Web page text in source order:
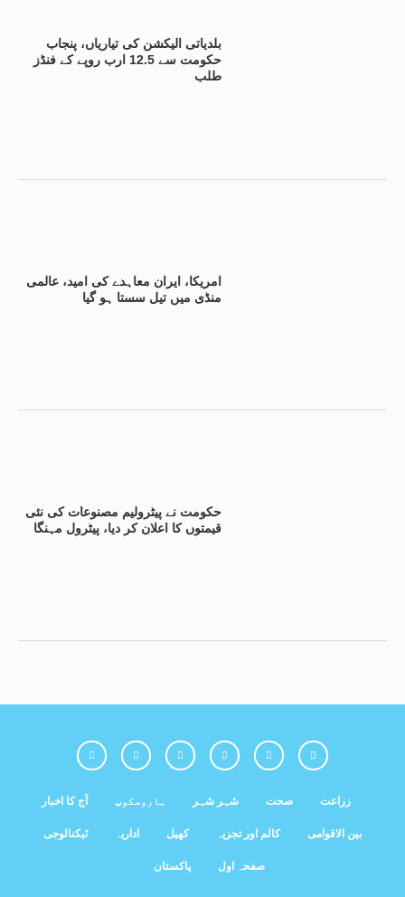
بلدیاتی الیکشن کی تیاریاں، پنجاب
حکومت سے 12.5 ارب روپے کے فنڈز
طلب
امریکا، ایران معاہدے کی امید، عالمی
منڈی میں تیل سستا ہو گیا
حکومت نے پیٹرولیم مصنوعات کی نئی
قیمتوں کا اعلان کر دیا، پیٹرول مہنگا
آج کا اخبار ہاروسکوپ شہر شہر صحت زراعت
ٹیکنالوجی اداریہ کھیل کالم اور تجزیہ بین الاقوامی
پاکستان صفحہ اول